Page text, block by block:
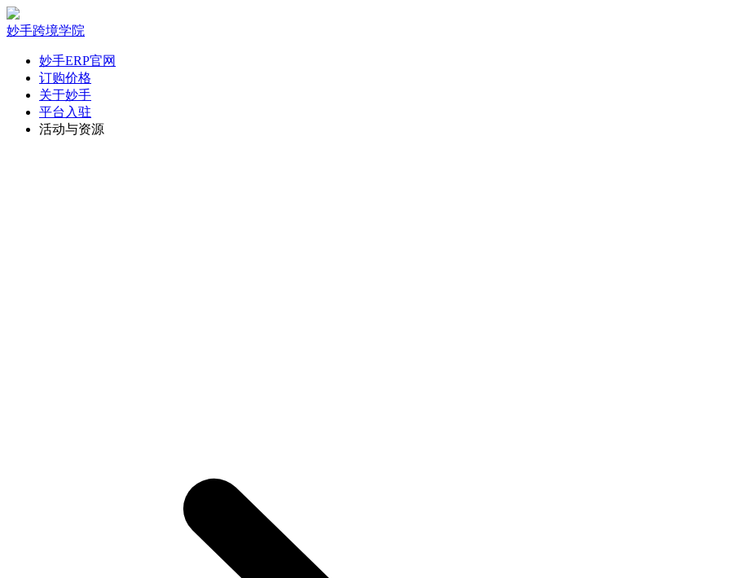
妙手跨境学院
妙手ERP官网
订购价格
关于妙手
平台入驻
活动与资源